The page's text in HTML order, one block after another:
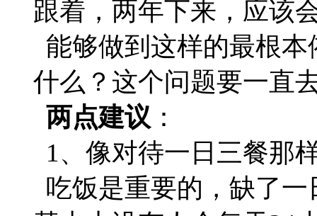
跟着，两年下来，应该
能够做到这样的最根
什么？这个问题要一直
两点建议 ：
1、像对待一日三餐那
吃饭是重要的，缺了